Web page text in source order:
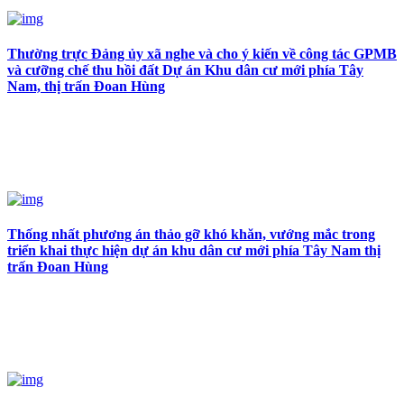
Thường trực Đảng ủy xã nghe và cho ý kiến về công tác GPMB
và cưỡng chế thu hồi đất Dự án Khu dân cư mới phía Tây
Nam, thị trấn Đoan Hùng
Thống nhất phương án thảo gỡ khó khăn, vướng mắc trong
triển khai thực hiện dự án khu dân cư mới phía Tây Nam thị
trấn Đoan Hùng